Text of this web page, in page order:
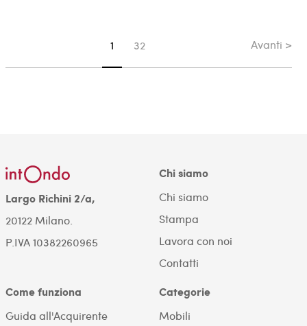
Sei su pagina
1 32 Avanti >
Largo Richini 2/a,
20122 Milano.
P.IVA 10382260965
Chi siamo
Chi siamo
Stampa
Lavora con noi
Contatti
Come funziona
Guida all'Acquirente
Categorie
Mobili